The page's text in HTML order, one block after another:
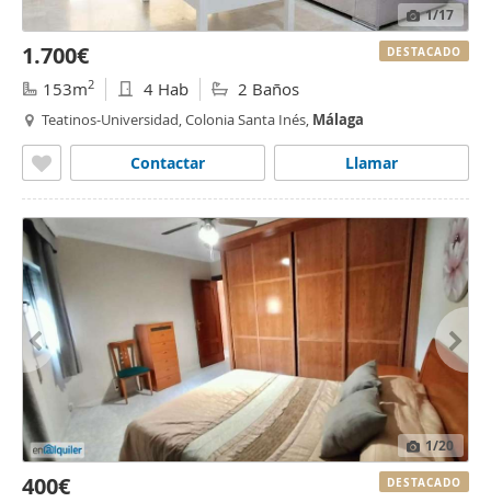
1/17
1.700€
153m2 4 Hab 2 Baños
Teatinos-Universidad, Colonia Santa Inés, Málaga
Llamar
Contactar
DESTACADO
1/20
400€ DESTACADO